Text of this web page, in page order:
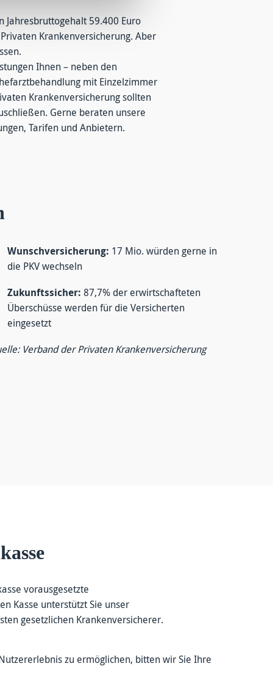
59.400 Euro
Krankenversicherung. Aber
Ihnen – neben den
mit Einzelzimmer
Krankenversicherung sollten
Gerne beraten unsere
Tarifen und Anbietern.
Wunschversicherung: 17 Mio. würden gerne in
die PKV wechseln
Zukunftssicher: 87,7% der erwirtschafteten
Überschüsse werden für die Versicherten
eingesetzt
Verband der Privaten Krankenversicherung
vorausgesetzte
Kasse unterstützt Sie unser
gesetzlichen Krankenversicherer.
zu ermöglichen, bitten wir Sie Ihre